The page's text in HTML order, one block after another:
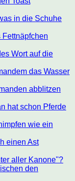
in die Schuhe
Fettnäpfchen
Wort auf die
das Wasser
abblitzen
hat schon Pferde
wie ein
einen Ast
aller Kanone"?
den